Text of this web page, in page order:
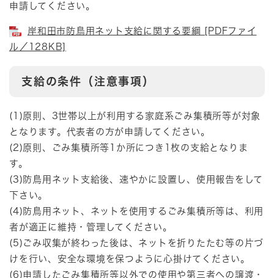
申請してください。
岸和田市防鳥用ネット支給に関する要綱 [PDFファイ
ル／128KB]
支給の条件（注意事項）
(1)原則、3世帯以上が利用する家庭系ごみ集積所等が対象
となります。代表者の方が申請してください。
(2)原則、ごみ集積所等1か所につき1枚の支給となりま
す。
(3)防鳥用ネット支給後、速やかに設置し、使用報告をして
下さい。
(4)防鳥用ネット、ネットを使用するごみ集積所等は、利用
者が適正に維持・管理してください。
(5)ごみ収集が終わった後は、ネットを折りたたむ等の片づ
けを行い、安全な環境を保つように心掛けてください。
(6)申請したごみ集積所等以外での使用や第三者への譲渡・